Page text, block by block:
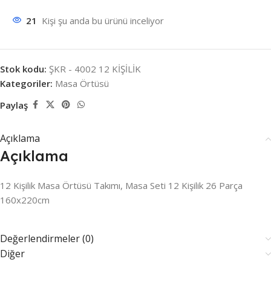
21 Kişi şu anda bu ürünü inceliyor
Stok kodu: ŞKR - 4002 12 KİŞİLİK
Kategoriler: Masa Örtüsü
Paylaş
Açıklama
Açıklama
12 Kişilik Masa Örtüsü Takımı, Masa Seti 12 Kişilik 26 Parça
160x220cm
Değerlendirmeler (0)
Diğer